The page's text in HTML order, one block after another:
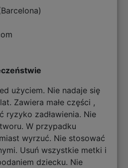
użyciem. Nie nadaje się
Zawiera małe części ,
ryzyko zadławienia. Nie
W przypadku
wyrzuć. Nie stosować
Usuń wszystkie metki i
dziecku. Nie